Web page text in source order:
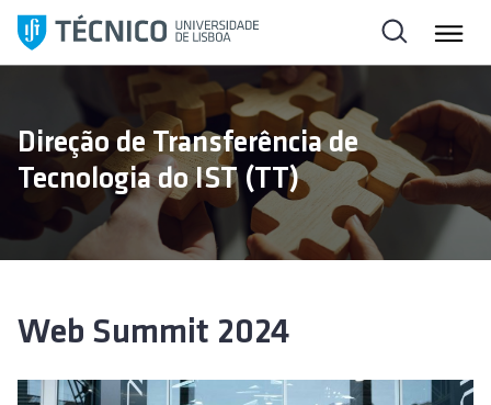
l
a
Direção de Transferência de
Tecnologia do IST (TT)
Web Summit 2024